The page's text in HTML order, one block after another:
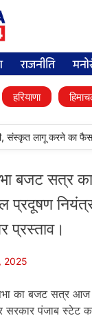
राजनीति
हरियाणा
संस्कृत लागू करने का
बजट सत्र
प्रदूषण
प्रस्ताव।
2025
का बजट सत्र आज
सरकार पंजाब स्टेट